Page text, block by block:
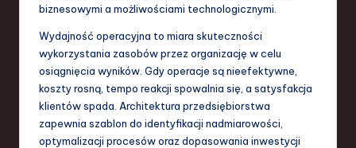
d
in
biznesowymi a możliwościami technologicznymi.
Wydajność operacyjna to miara skuteczności
wykorzystania zasobów przez organizację w celu
osiągnięcia wyników. Gdy operacje są nieefektywne,
koszty rosną, tempo reakcji spowalnia się, a satysfakcja
klientów spada. Architektura przedsiębiorstwa
zapewnia szablon do identyfikacji nadmiarowości,
optymalizacji procesów oraz dopasowania inwestycji